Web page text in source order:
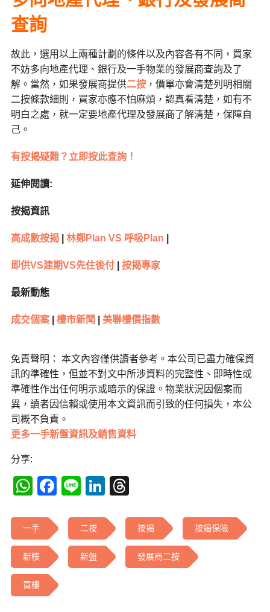
查詢
故此，選用以上兩種計劃的條件以及內容各有不同，買家
不妨多向地產代理、銀行及一手物業的發展商查詢及了
解。當然，如果發展商提供二按，價單亦會清楚列明相關
二按條款細則，買家亦應不怕麻煩，認真看清楚，如有不
明白之處，就一定要地產代理及發展商了解清楚，保障自
己。
有按揭疑難？立即按此查詢！
延伸閱讀:
按揭資訊
高成數按揭| 林鄭Plan VS 呼吸Plan
即供VS建期VS先住後付 按揭專家
最新動態
成交個案 樓市新聞 美聯樓價指數
免責聲明： 本文內容僅供讀者參考。本公司已盡力確保資
訊的準確性，但並不對文中所涉資料的完整性、即時性或
準確性作出任何明示或暗示的保證。物業狀況因個案而
異，讀者因信賴或使用本文資訊而引致的任何損失，本公
司概不負責。
更多一手新盤資訊及銷售資料
分享:
WhatsApp
Facebook
LineLinkedIn
一手 二按 按揭 按揭保險
新樓 新盤 發展商二按
買樓